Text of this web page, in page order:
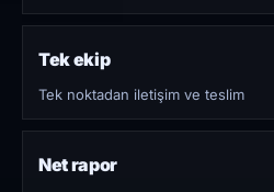
Tek ekip
Tek noktadan iletişim ve teslim
Net rapor